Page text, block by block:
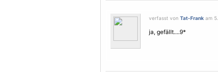
verfasst von Tat-Frank am
ja, gefällt....9*